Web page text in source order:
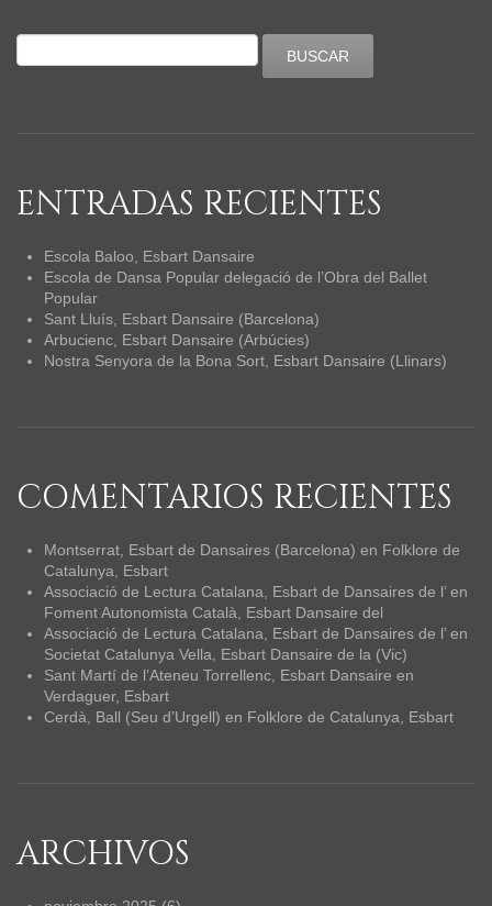
ENTRADAS RECIENTES
Escola Baloo, Esbart Dansaire
Escola de Dansa Popular delegació de l’Obra del Ballet
Popular
Sant Lluís, Esbart Dansaire (Barcelona)
Arbucienc, Esbart Dansaire (Arbúcies)
Nostra Senyora de la Bona Sort, Esbart Dansaire (Llinars)
COMENTARIOS RECIENTES
Montserrat, Esbart de Dansaires (Barcelona) en Folklore de
Catalunya, Esbart
Associació de Lectura Catalana, Esbart de Dansaires de l’en
Foment Autonomista Català, Esbart Dansaire del
Associació de Lectura Catalana, Esbart de Dansaires de l’en
Societat Catalunya Vella, Esbart Dansaire de la (Vic)
Sant Martí de l’Ateneu Torrellenc, Esbart Dansaire en
Verdaguer, Esbart
Cerdà, Ball (Seu d’Urgell) en Folklore de Catalunya, Esbart
ARCHIVOS